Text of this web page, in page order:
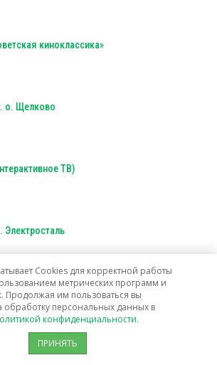
киноклассика»
о. Щелково
ТВ)
Электросталь
услуги кабельного вещания
Старая Купавна
Cookies для корректной работы
метрических программ и
Продолжая им пользоваться вы
обработку персональных данных в
конфиденциальности.
ПРИНЯТЬ